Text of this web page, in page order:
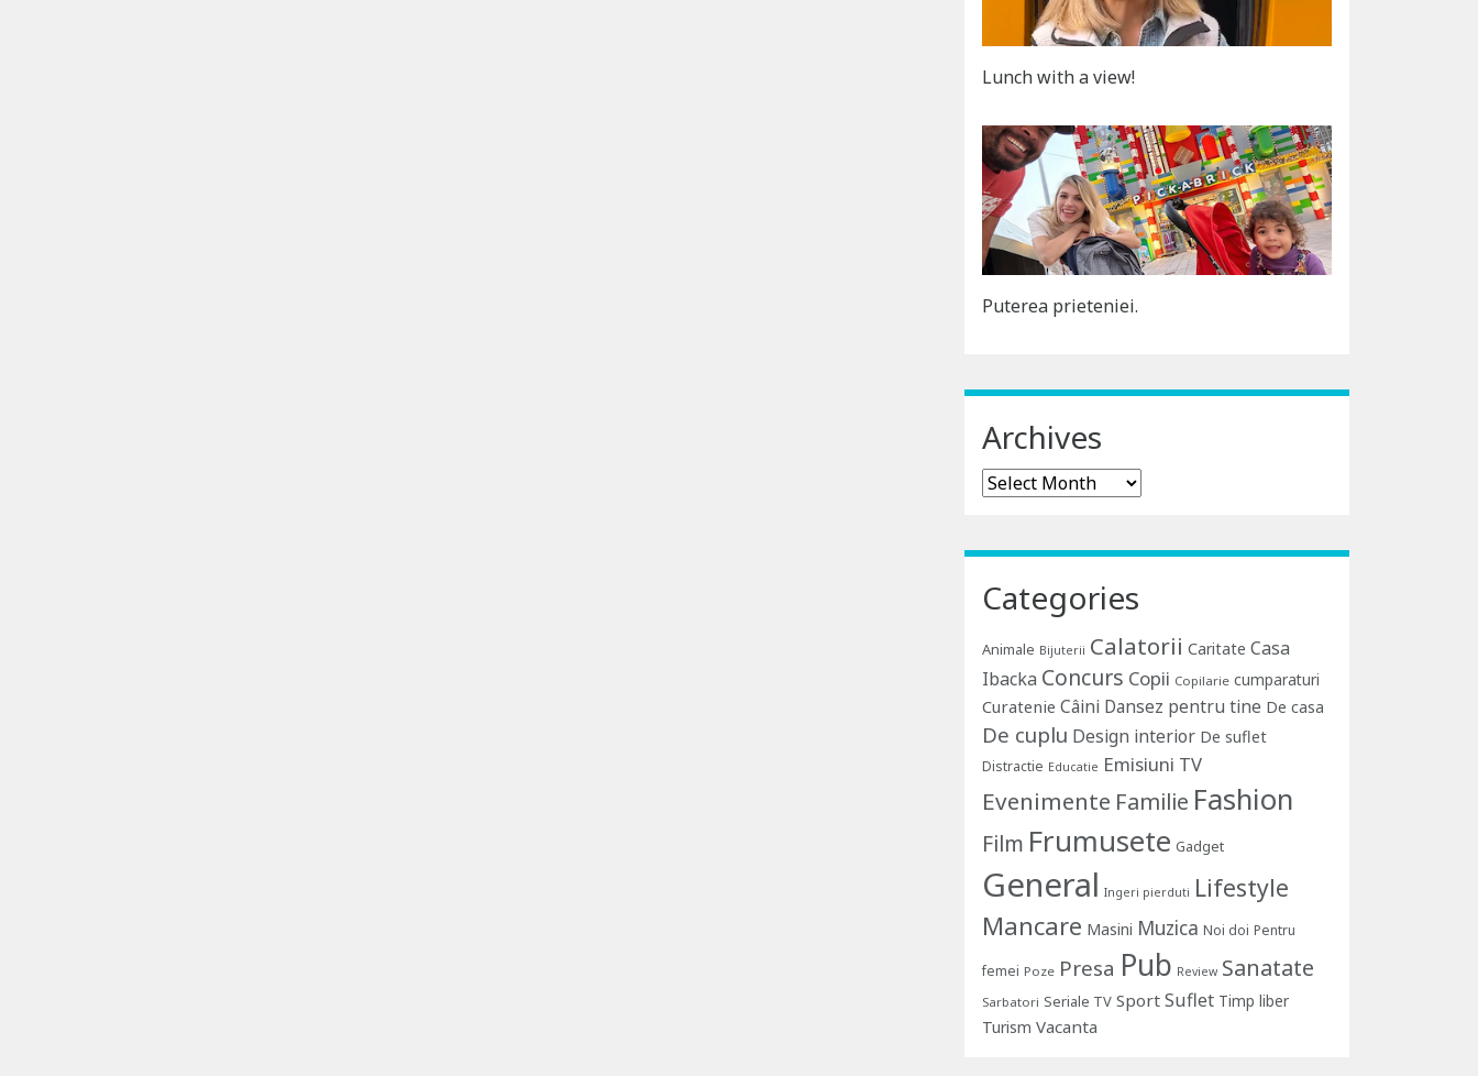
Lunch with a view!
Puterea prieteniei.
Archives
Archives
Categories
Animale Bijuterii Calatorii Caritate Casa
Ibacka Concurs Copii Copilarie cumparaturi
Curatenie Câini Dansez pentru tine De casa
De cuplu Design interior De suflet
Distractie Educatie Emisiuni TV
Evenimente Familie Fashion
Film Frumusete Gadget
General Ingeri pierduti Lifestyle
Mancare Masini Muzica Noi doi Pentru
femei Poze Presa Pub Review Sanatate
Sarbatori Seriale TV Sport Suflet Timp liber
Turism Vacanta